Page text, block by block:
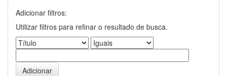
Adicionar filtros:
Utilizar filtros para refinar o resultado de busca.